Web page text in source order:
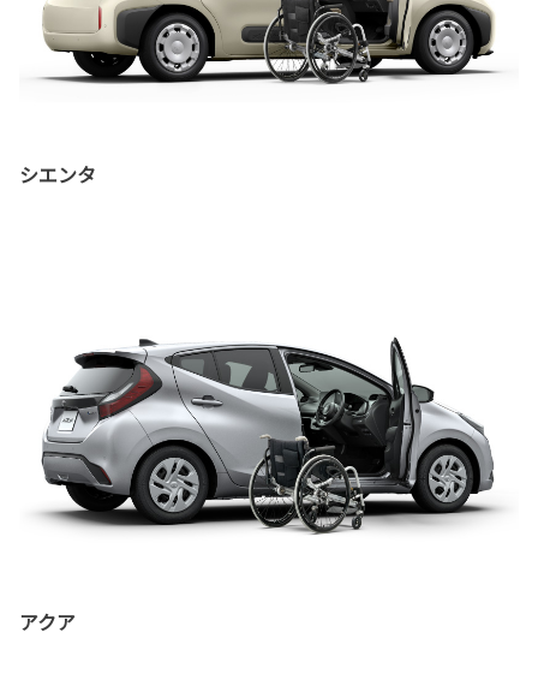
シエンタ
アクア